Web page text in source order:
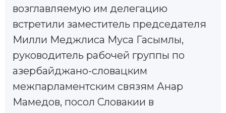
возглавляемую им делегацию
встретили заместитель председателя
Милли Меджлиса Муса Гасымлы,
руководитель рабочей группы по
азербайджано-словацким
межпарламентским связям Анар
Мамедов, посол Словакии в